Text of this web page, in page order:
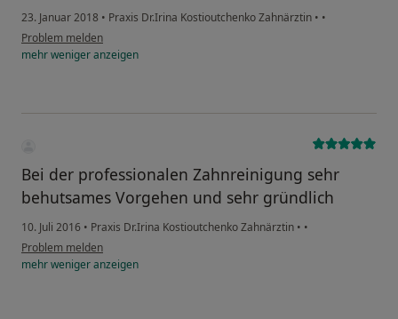
23. Januar 2018 • Praxis Dr.Irina Kostioutchenko Zahnärztin • •
Problem melden
mehrwenigeranzeigen
Bei der professionalen Zahnreinigung sehr
behutsames Vorgehen und sehr gründlich
10. Juli 2016 • Praxis Dr.Irina Kostioutchenko Zahnärztin • •
Problem melden
mehrwenigeranzeigen